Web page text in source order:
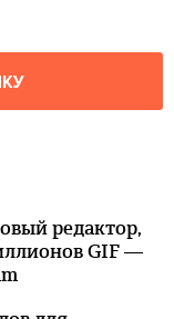
редактор,
GIF —